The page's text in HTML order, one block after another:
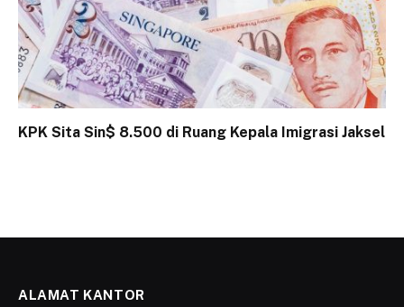
KPK Sita Sin$ 8.500 di Ruang Kepala Imigrasi Jaksel
ALAMAT KANTOR